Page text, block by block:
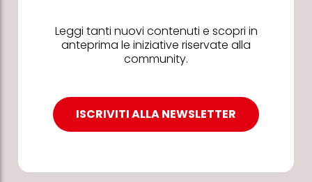
Leggi tanti nuovi contenuti e scopri in
anteprima le iniziative riservate alla
community.
ISCRIVITI ALLA NEWSLETTER